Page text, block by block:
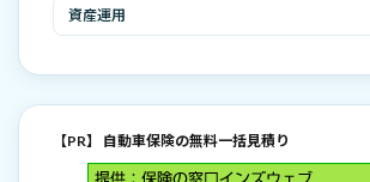
資産運用
【PR】 自動車保険の無料一括見積り